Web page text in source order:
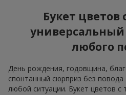
Букет цветов
универсальный
любого
День рождения, годовщина,
спонтанный сюрприз без
любой ситуации. Букет цветов с